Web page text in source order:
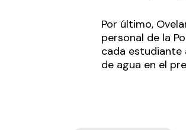
Por último,
personal de la
cada estudiante
de agua en el